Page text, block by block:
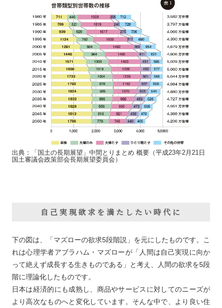
出典：「国土の長期展望」中間とりまとめ 概要（平成23年2月21日
国土審議会政策部会長期展望委員会）
自己実現欲求を満たしたい時代に
下の図は、「マズローの欲求5段階説」を元にしたものです。こ
れは心理学者アブラハム・マズローが「人間は自己実現に向か
って絶えず成長する生きものである」と考え、人間の欲求を5段
階に理論化したものです。
日本は経済的にも成熟し、商品やサービスに対してのニーズが
より高次なものへと変化しています。そんな中で、より良い住